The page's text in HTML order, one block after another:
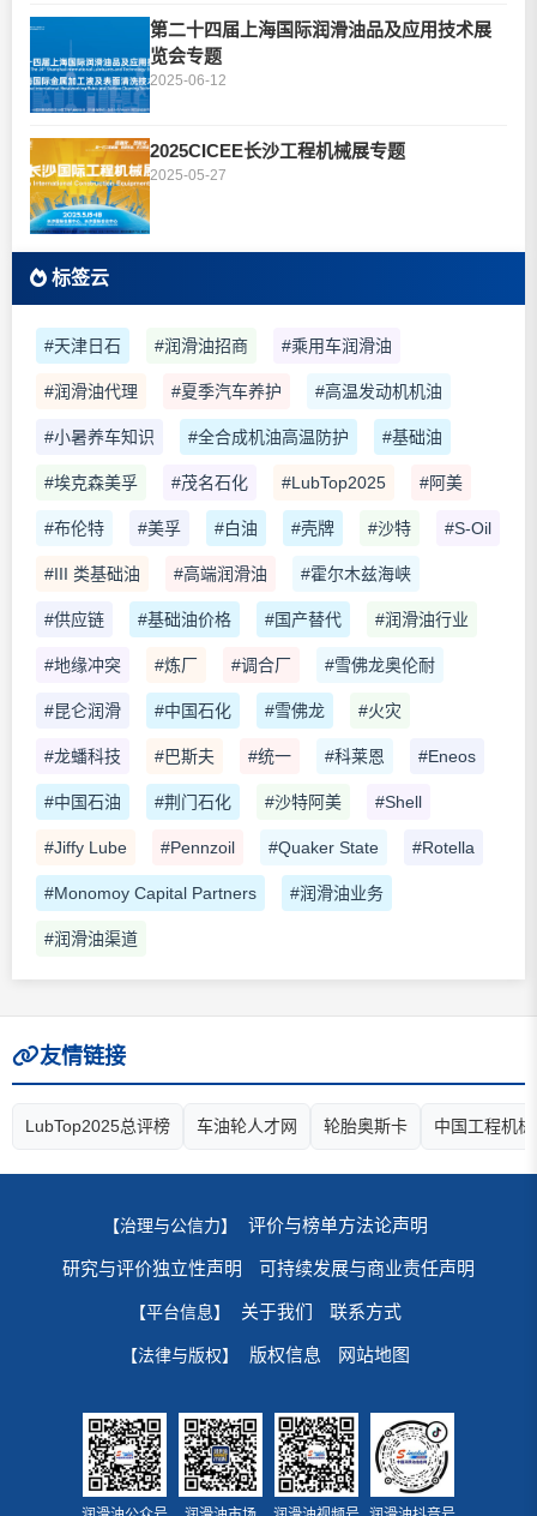
第二十四届上海国际润滑油品及应用技术展
览会专题
2025-06-12
2025CICEE长沙工程机械展专题
2025-05-27
标签云
#天津日石 #润滑油招商 #乘用车润滑油
#润滑油代理 #夏季汽车养护 #高温发动机机油
#小暑养车知识 #全合成机油高温防护 #基础油
#埃克森美孚 #茂名石化 #LubTop2025 #阿美
#布伦特 #美孚 #白油 #壳牌 #沙特 #S-Oil
#III 类基础油 #高端润滑油 #霍尔木兹海峡
#供应链 #基础油价格 #国产替代 #润滑油行业
#地缘冲突 #炼厂 #调合厂 #雪佛龙奥伦耐
#昆仑润滑 #中国石化 #雪佛龙 #火灾
#龙蟠科技 #巴斯夫 #统一 #科莱恩 #Eneos
#中国石油 #荆门石化 #沙特阿美 #Shell
#Jiffy Lube #Pennzoil #Quaker State #Rotella
#Monomoy Capital Partners #润滑油业务
#润滑油渠道
友情链接
LubTop2025总评榜 车油轮人才网 轮胎奥斯卡 中国工程机
【治理与公信力】 评价与榜单方法论声明
研究与评价独立性声明 可持续发展与商业责任声明
【平台信息】 关于我们 联系方式
【法律与版权】 版权信息 网站地图